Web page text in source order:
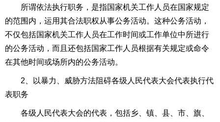
所谓依法执行职务，是指国家机关工作人员在国家规定
的范围内，运用其合法职权从事公务活动。这种公务活动，
不仅包括国家机关工作人员在工作时间或工作单位中所进行
的公务活动，而且还包括国家工作人员根据有关规定或命令
在其他时间或场所内的公务活动。
2、以暴力、威胁方法阻碍各级 人民代表大会代表执行代
表职务
各级人民代表大会的代表，包括乡、镇、县、市、旗、